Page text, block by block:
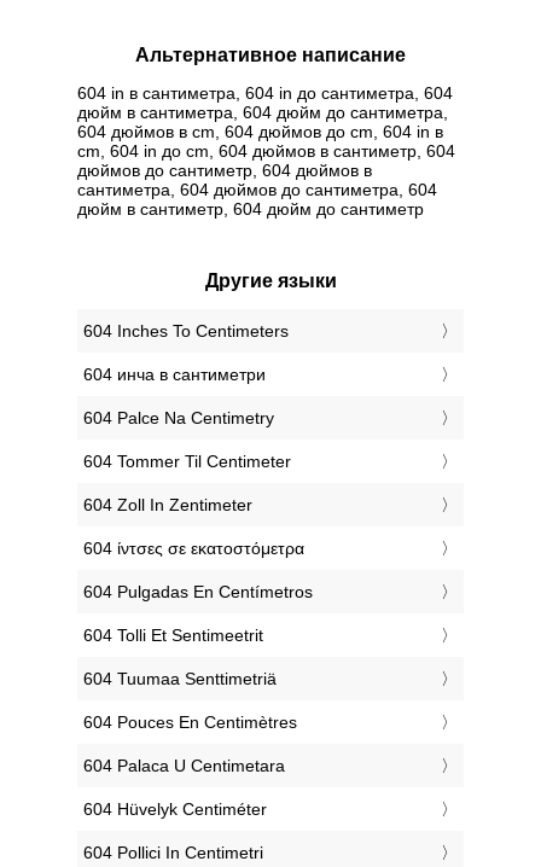
Альтернативное написание
604 in в сантиметра, 604 in до сантиметра, 604
дюйм в сантиметра, 604 дюйм до сантиметра,
604 дюймов в cm, 604 дюймов до cm, 604 in в
cm, 604 in до cm, 604 дюймов в сантиметр, 604
дюймов до сантиметр, 604 дюймов в
сантиметра, 604 дюймов до сантиметра, 604
дюйм в сантиметр, 604 дюйм до сантиметр
Другие языки
‎604 Inches To Centimeters
‎604 инча в сантиметри
‎604 Palce Na Centimetry
‎604 Tommer Til Centimeter
‎604 Zoll In Zentimeter
‎604 ίντσες σε εκατοστόμετρα
‎604 Pulgadas En Centímetros
‎604 Tolli Et Sentimeetrit
‎604 Tuumaa Senttimetriä
‎604 Pouces En Centimètres
‎604 Palaca U Centimetara
‎604 Hüvelyk Centiméter
‎604 Pollici In Centimetri